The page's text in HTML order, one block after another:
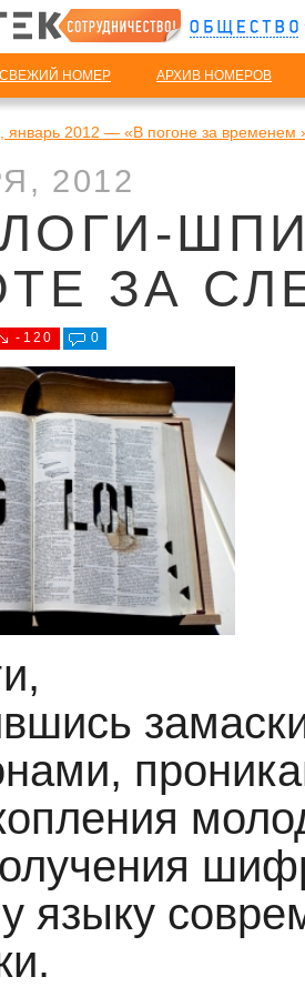
СВЕЖИЙ НОМЕР АРХИВ НОМЕРОВ
2012 — «В погоне за временем
2012
ЗА
-120 0
языку